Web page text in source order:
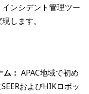
ンシデント管理ツー
します。
： APAC地域で初め
およびHIKロボッ